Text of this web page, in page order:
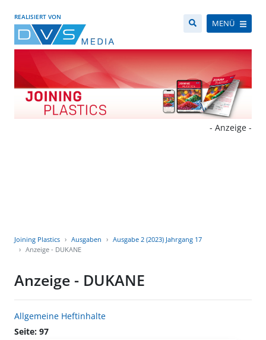
REALISIERT VON
MENÜ
- Anzeige -
Joining Plastics Ausgaben
Ausgabe 2 (2023) Jahrgang 17
Anzeige - DUKANE
Anzeige - DUKANE
Allgemeine Heftinhalte
Seite: 97